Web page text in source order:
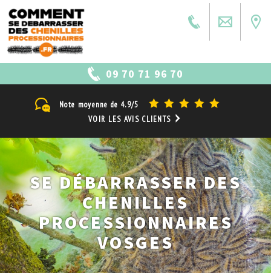
09 70 71 96 70
Note moyenne de 4.9/5
VOIR LES AVIS CLIENTS
SE DÉBARRASSER DES
CHENILLES
PROCESSIONNAIRES
VOSGES